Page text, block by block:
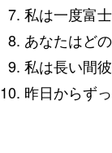
私は一度富
あなたはど
私は長い間
昨日からず